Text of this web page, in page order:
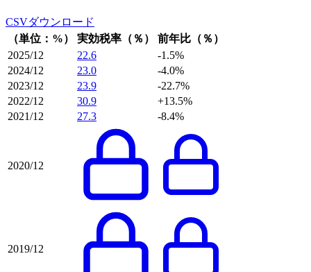
CSVダウンロード
（単位：%）
実効税率（％）
前年比（％）
2025/12
22.6
-1.5%
2024/12
23.0
-4.0%
2023/12
23.9
-22.7%
2022/12
30.9
+13.5%
2021/12
27.3 -8.4%
2020/12
2019/12